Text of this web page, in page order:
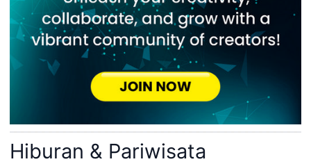
Hiburan & Pariwisata